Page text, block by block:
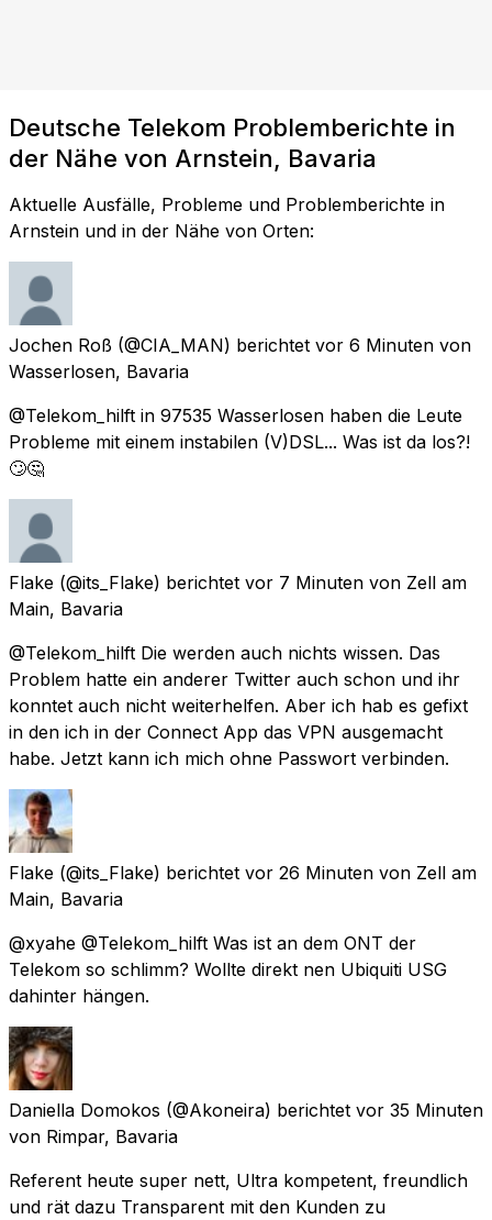
Deutsche Telekom Problemberichte in
der Nähe von Arnstein, Bavaria
Aktuelle Ausfälle, Probleme und Problemberichte in
Arnstein und in der Nähe von Orten:
Jochen Roß (@CIA_MAN) berichtet vor 6 Minuten von
Wasserlosen, Bavaria
@Telekom_hilft in 97535 Wasserlosen haben die Leute
Probleme mit einem instabilen (V)DSL... Was ist da los?!
🙄🤔
Flake (@its_Flake) berichtet vor 7 Minuten von Zell am
Main, Bavaria
@Telekom_hilft Die werden auch nichts wissen. Das
Problem hatte ein anderer Twitter auch schon und ihr
konntet auch nicht weiterhelfen. Aber ich hab es gefixt
in den ich in der Connect App das VPN ausgemacht
habe. Jetzt kann ich mich ohne Passwort verbinden.
Flake (@its_Flake) berichtet vor 26 Minuten von Zell am
Main, Bavaria
@xyahe @Telekom_hilft Was ist an dem ONT der
Telekom so schlimm? Wollte direkt nen Ubiquiti USG
dahinter hängen.
Daniella Domokos (@Akoneira) berichtet vor 35 Minuten
von Rimpar, Bavaria
Referent heute super nett, Ultra kompetent, freundlich
und rät dazu Transparent mit den Kunden zu